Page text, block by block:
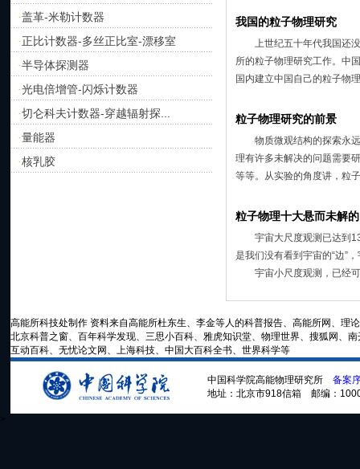
·盖革-米勒计数器
·正比计数器-多丝正比室-漂移室
·半导体探测器
·光电倍增管-闪烁计数器
·切仑科夫计数器-穿越辐射探...
·量能器
·核乳胶
我国的粒子物理研究
上世纪五十年代我国还没
所的粒子物理研究工作。中
国内建立中国自己的粒子
粒子物理研究的前景
物质微观结构的探索永远
理有许多未解决的问题需要
等等。从实验的角度讲，
粒子物理十大悬而未解
宇宙大尺度观测已达到
是我们没有看到宇宙的“边”
宇宙小尺度观测，已经
高能所科技处制作 资料来自高能所杜东生、李金等人的科普报告、高能所网、
北京科普之窗、百年科学发现、三思小百科、雅虎知识堂、物理世界、搜狐网、
互动百科、无忧论文网、上海科技、中国大百科全书、世界科学等
中国科学院高能物理研究所 备案
地址：北京市918信箱 邮编：
>